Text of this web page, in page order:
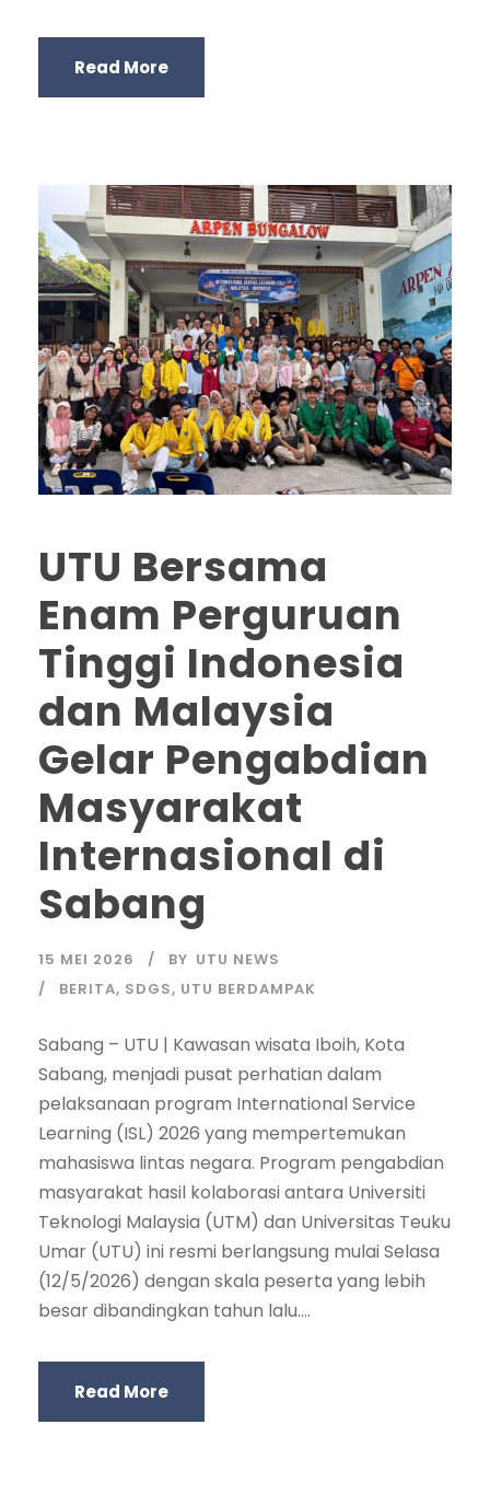
Read More
UTU Bersama
Enam Perguruan
Tinggi Indonesia
dan Malaysia
Gelar Pengabdian
Masyarakat
Internasional di
Sabang
15 MEI 2026 BY UTU NEWS
BERITA, SDGS, UTU BERDAMPAK
Sabang – UTU | Kawasan wisata Iboih, Kota
Sabang, menjadi pusat perhatian dalam
pelaksanaan program International Service
Learning (ISL) 2026 yang mempertemukan
mahasiswa lintas negara. Program pengabdian
masyarakat hasil kolaborasi antara Universiti
Teknologi Malaysia (UTM) dan Universitas Teuku
Umar (UTU) ini resmi berlangsung mulai Selasa
(12/5/2026) dengan skala peserta yang lebih
besar dibandingkan tahun lalu....
Read More